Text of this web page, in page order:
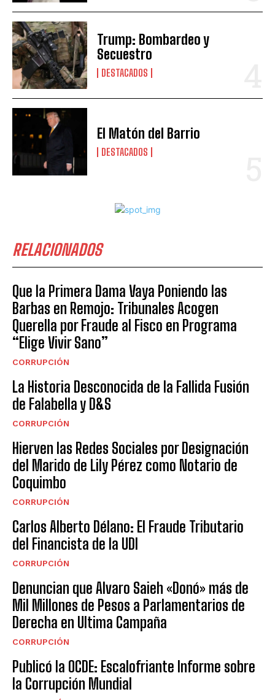
Trump: Bombardeo y
Secuestro
DESTACADOS
El Matón del Barrio
DESTACADOS
RELACIONADOS
Que la Primera Dama Vaya Poniendo las
Barbas en Remojo: Tribunales Acogen
Querella por Fraude al Fisco en Programa
“Elige Vivir Sano”
CORRUPCIÓN
La Historia Desconocida de la Fallida Fusión
de Falabella y D&S
CORRUPCIÓN
Hierven las Redes Sociales por Designación
del Marido de Lily Pérez como Notario de
Coquimbo
CORRUPCIÓN
Carlos Alberto Délano: El Fraude Tributario
del Financista de la UDI
CORRUPCIÓN
Denuncian que Alvaro Saieh «Donó» más de
Mil Millones de Pesos a Parlamentarios de
Derecha en Ultima Campaña
CORRUPCIÓN
Publicó la OCDE: Escalofriante Informe sobre
la Corrupción Mundial